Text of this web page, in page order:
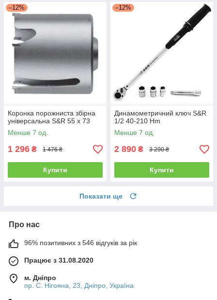
–12%
Коронка порожниста збірна
універсальна S&R 55 х 73
Менше 7 од.
1 296 ₴ 1 476 ₴
Купити
–12%
Динамометричний ключ S&R
1/2 40-210 Hm
Менше 7 од.
2 890 ₴ 3 290 ₴
Купити
Показати ще
Про нас
96% позитивних з 546 відгуків за рік
Працює з 31.08.2020
м. Дніпро
пр. С. Нігояна, 23, Дніпро, Україна